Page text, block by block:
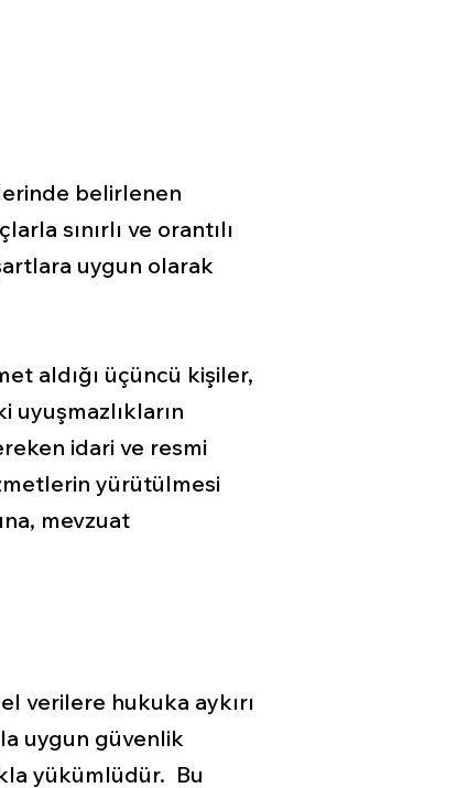
belirlenen
sınırlı ve orantılı
uygun olarak
aldığı üçüncü kişiler,
uyuşmazlıkların
idari ve resmi
yürütülmesi
mevzuat
verilere hukuka aykırı
uygun güvenlik
yükümlüdür. Bu